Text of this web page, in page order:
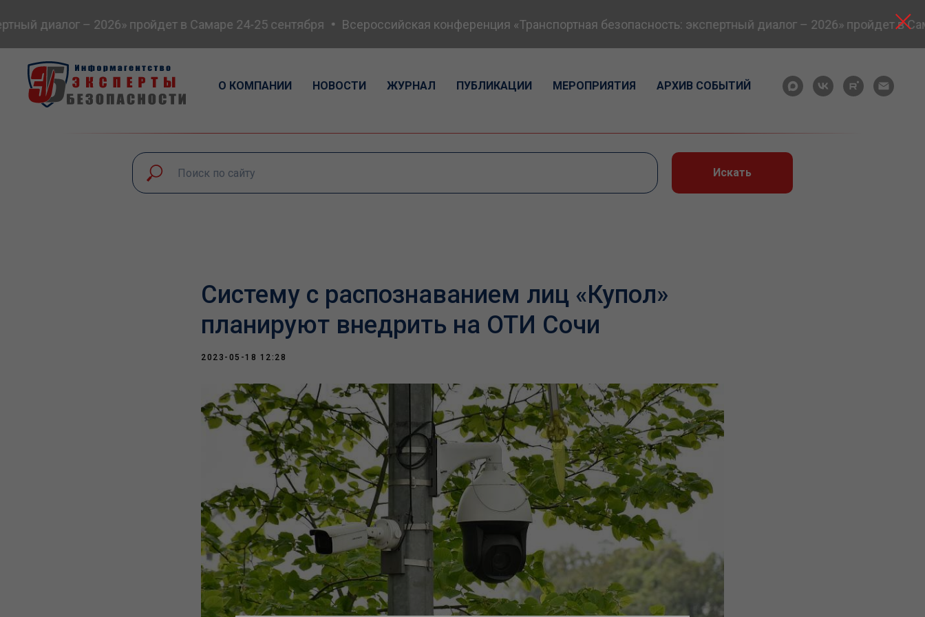
диалог – 2026» пройдет в Самаре 24-25 сентября Всероссийская конференция «Транспортная безопасность: экспертный диалог – 2026» пройдет в
О КОМПАНИИ НОВОСТИ ЖУРНАЛ ПУБЛИКАЦИИ МЕРОПРИЯТИЯ АРХИВ СОБЫТИЙ
Искать
Систему с распознаванием лиц «Купол»
планируют внедрить на ОТИ Сочи
2023-05-18 12:28